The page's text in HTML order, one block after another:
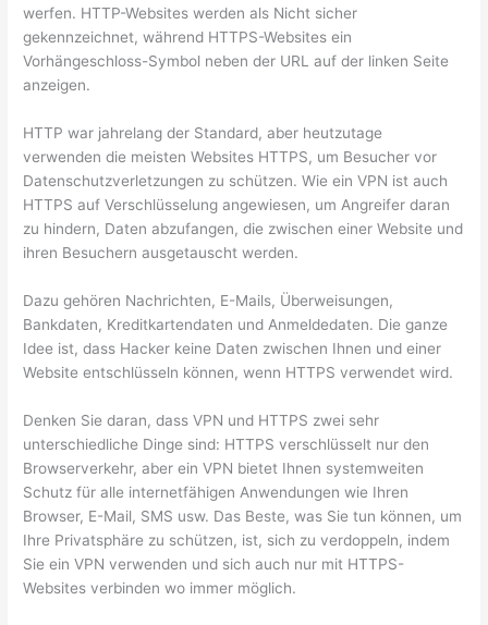
werfen. HTTP-Websites werden als Nicht sicher
gekennzeichnet, während HTTPS-Websites ein
Vorhängeschloss-Symbol neben der URL auf der linken Seite
anzeigen.
HTTP war jahrelang der Standard, aber heutzutage
verwenden die meisten Websites HTTPS, um Besucher vor
Datenschutzverletzungen zu schützen. Wie ein VPN ist auch
HTTPS auf Verschlüsselung angewiesen, um Angreifer daran
zu hindern, Daten abzufangen, die zwischen einer Website und
ihren Besuchern ausgetauscht werden.
Dazu gehören Nachrichten, E-Mails, Überweisungen,
Bankdaten, Kreditkartendaten und Anmeldedaten. Die ganze
Idee ist, dass Hacker keine Daten zwischen Ihnen und einer
Website entschlüsseln können, wenn HTTPS verwendet wird.
Denken Sie daran, dass VPN und HTTPS zwei sehr
unterschiedliche Dinge sind: HTTPS verschlüsselt nur den
Browserverkehr, aber ein VPN bietet Ihnen systemweiten
Schutz für alle internetfähigen Anwendungen wie Ihren
Browser, E-Mail, SMS usw. Das Beste, was Sie tun können, um
Ihre Privatsphäre zu schützen, ist, sich zu verdoppeln, indem
Sie ein VPN verwenden und sich auch nur mit HTTPS-
Websites verbinden wo immer möglich.